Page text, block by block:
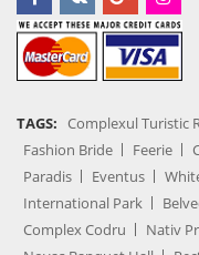
TAGS: Complexul Turistic
Fashion Bride
Feerie
Paradis
Eventus
International Park
Complex Codru
Nativ